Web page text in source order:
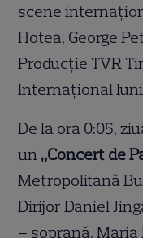
scene
Hotea, George
Producţie TVR
Internaţional
De la ora 0:05,
un „Concert de
Metropolitană
Dirijor Daniel
– soprană,